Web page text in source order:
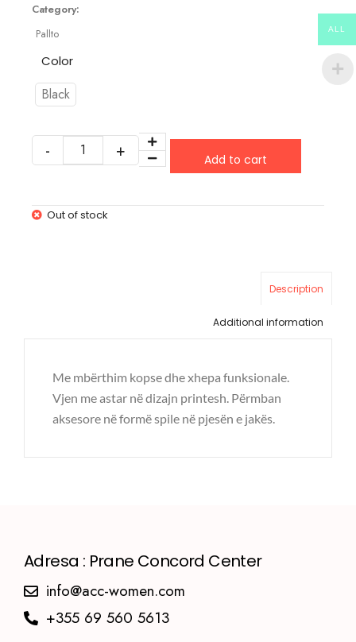
Category:
Pallto
Color
Black
Add to cart
Out of stock
Description
Additional information
Me mbërthim kopse dhe xhepa funksionale.
Vjen me astar në dizajn printesh. Përmban
aksesore në formë spile në pjesën e jakës.
Adresa : Prane Concord Center
info@acc-women.com
+355 69 560 5613
ALL